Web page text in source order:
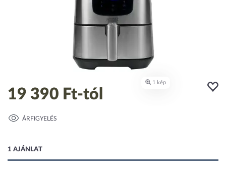
19 390 Ft-tól
ÁRFIGYELÉS
1 AJÁNLAT